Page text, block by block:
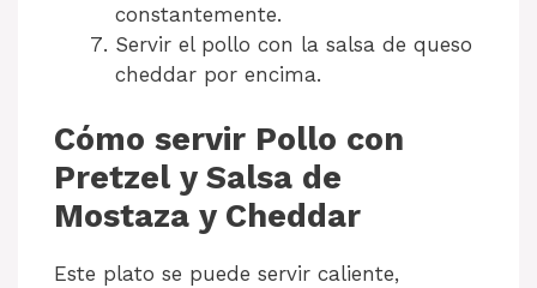
constantemente.
Servir el pollo con la salsa de queso
cheddar por encima.
Cómo servir Pollo con
Pretzel y Salsa de
Mostaza y Cheddar
Este plato se puede servir caliente,